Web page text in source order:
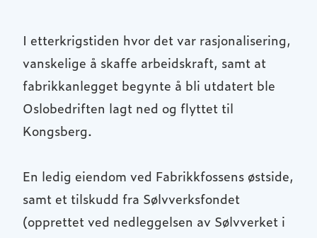
I etterkrigstiden hvor det var rasjonalisering,
vanskelige å skaffe arbeidskraft, samt at
fabrikkanlegget begynte å bli utdatert ble
Oslobedriften lagt ned og flyttet til
Kongsberg.
En ledig eiendom ved Fabrikkfossens østside,
samt et tilskudd fra Sølvverksfondet
(opprettet ved nedleggelsen av Sølvverket i